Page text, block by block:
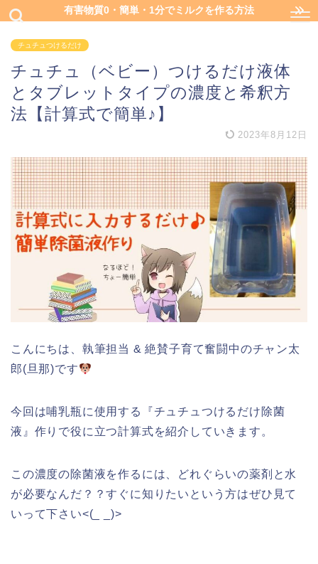
有害物質0・簡単・1分でミルクを作る方法
チュチュつけるだけ
チュチュ（ベビー）つけるだけ液体
とタブレットタイプの濃度と希釈方
法【計算式で簡単♪】
2023年8月12日
こんにちは、執筆担当 & 絶賛子育て奮闘中のチャン太
郎(旦那)です
今回は哺乳瓶に使用する『チュチュつけるだけ除菌
液』作りで役に立つ計算式を紹介していきます。
この濃度の除菌液を作るには、どれぐらいの薬剤と水
が必要なんだ？？すぐに知りたいという方はぜひ見て
いって下さい<(_ _)>